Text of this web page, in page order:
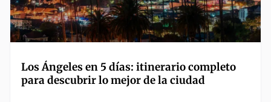
Los Ángeles en 5 días: itinerario completo
para descubrir lo mejor de la ciudad